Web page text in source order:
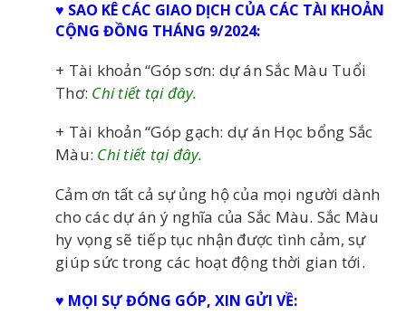
♥ SAO KÊ CÁC GIAO DỊCH CỦA CÁC TÀI KHOẢN
CỘNG ĐỒNG THÁNG 9/2024:
+ Tài khoản “Góp sơn: dự án Sắc Màu Tuổi
Thơ: Chi tiết tại đây.
+ Tài khoản “Góp gạch: dự án Học bổng Sắc
Màu: Chi tiết tại đây.
Cảm ơn tất cả sự ủng hộ của mọi người dành
cho các dự án ý nghĩa của Sắc Màu. Sắc Màu
hy vọng sẽ tiếp tục nhận được tình cảm, sự
giúp sức trong các hoạt động thời gian tới.
♥ MỌI SỰ ĐÓNG GÓP, XIN GỬI VỀ: